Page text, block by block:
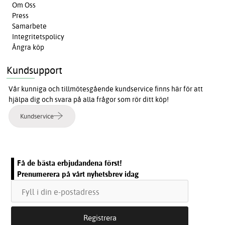
Om Oss
Press
Samarbete
Integritetspolicy
Ångra köp
Kundsupport
Vår kunniga och tillmötesgående kundservice finns här för att
hjälpa dig och svara på alla frågor som rör ditt köp!
Kundservice
Få de bästa erbjudandena först!
Prenumerera på vårt nyhetsbrev idag